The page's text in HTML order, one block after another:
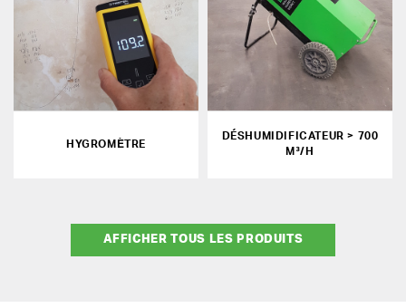
HYGROMÈTRE
DÉSHUMIDIFICATEUR > 700
M³/H
AFFICHER TOUS LES PRODUITS